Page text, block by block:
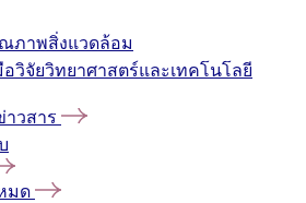
ภาพสิ่งแวดล้อม
อวิจัยวิทยาศาสตร์และเทคโนโลยี
าวสาร
มด